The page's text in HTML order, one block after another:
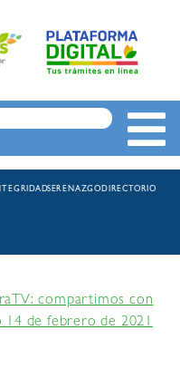
SERENAZGODIRECTORIO
compartimos con
14 de febrero de 2021